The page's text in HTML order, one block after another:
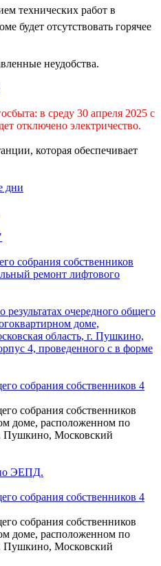
технических работ в
будет отсутствовать горячее
неудобства.
в среду 30 апреля 2025 с
отключено электричество.
которая обеспечивает
дни
собрания собственников
ремонт лифтового
очередного общего
доме,
область, г. Пушкино,
4, проведенного с в форме
собрания собственников 4
собрания собственников
доме, расположенном по
Пушкино, Московский
ЭЕПД.
собрания собственников 4
собрания собственников
доме, расположенном по
Пушкино, Московский